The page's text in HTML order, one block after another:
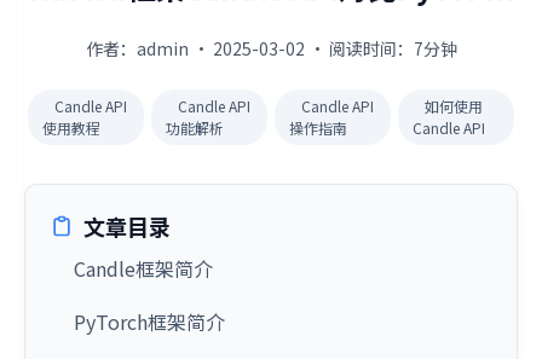
作者：admin · 2025-03-02 · 阅读时间：7分钟
Candle API
使用教程
Candle API
功能解析
Candle API
操作指南
如何使用
Candle API
文章目录
Candle框架简介
PyTorch框架简介